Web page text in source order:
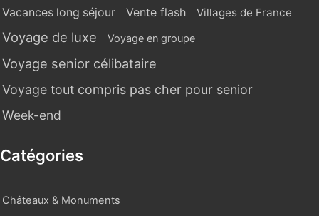
Vacances long séjour Vente flash Villages de France
Voyage de luxe Voyage en groupe
Voyage senior célibataire
Voyage tout compris pas cher pour senior
Week-end
Catégories
Châteaux & Monuments